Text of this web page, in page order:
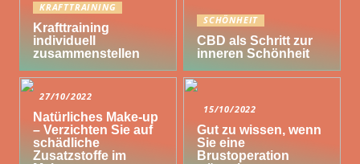
KRAFTTRAINING
Krafttraining
individuell
zusammenstellen
SCHÖNHEIT
CBD als Schritt zur
inneren Schönheit
27/10/2022
Natürliches Make-up
– Verzichten Sie auf
schädliche
Zusatzstoffe im
15/10/2022
Gut zu wissen, wenn
Sie eine
Brustoperation